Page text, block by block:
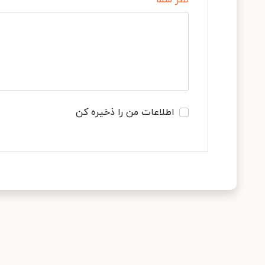
اطلاعات من را ذخیره کن